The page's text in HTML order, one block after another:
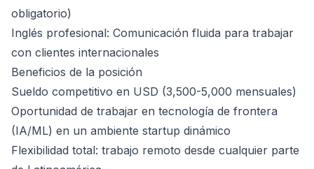
obligatorio)
Inglés profesional: Comunicación fluida para trabajar
con clientes internacionales
Beneficios de la posición
Sueldo competitivo en USD (3,500-5,000 mensuales)
Oportunidad de trabajar en tecnología de frontera
(IA/ML) en un ambiente startup dinámico
Flexibilidad total: trabajo remoto desde cualquier parte